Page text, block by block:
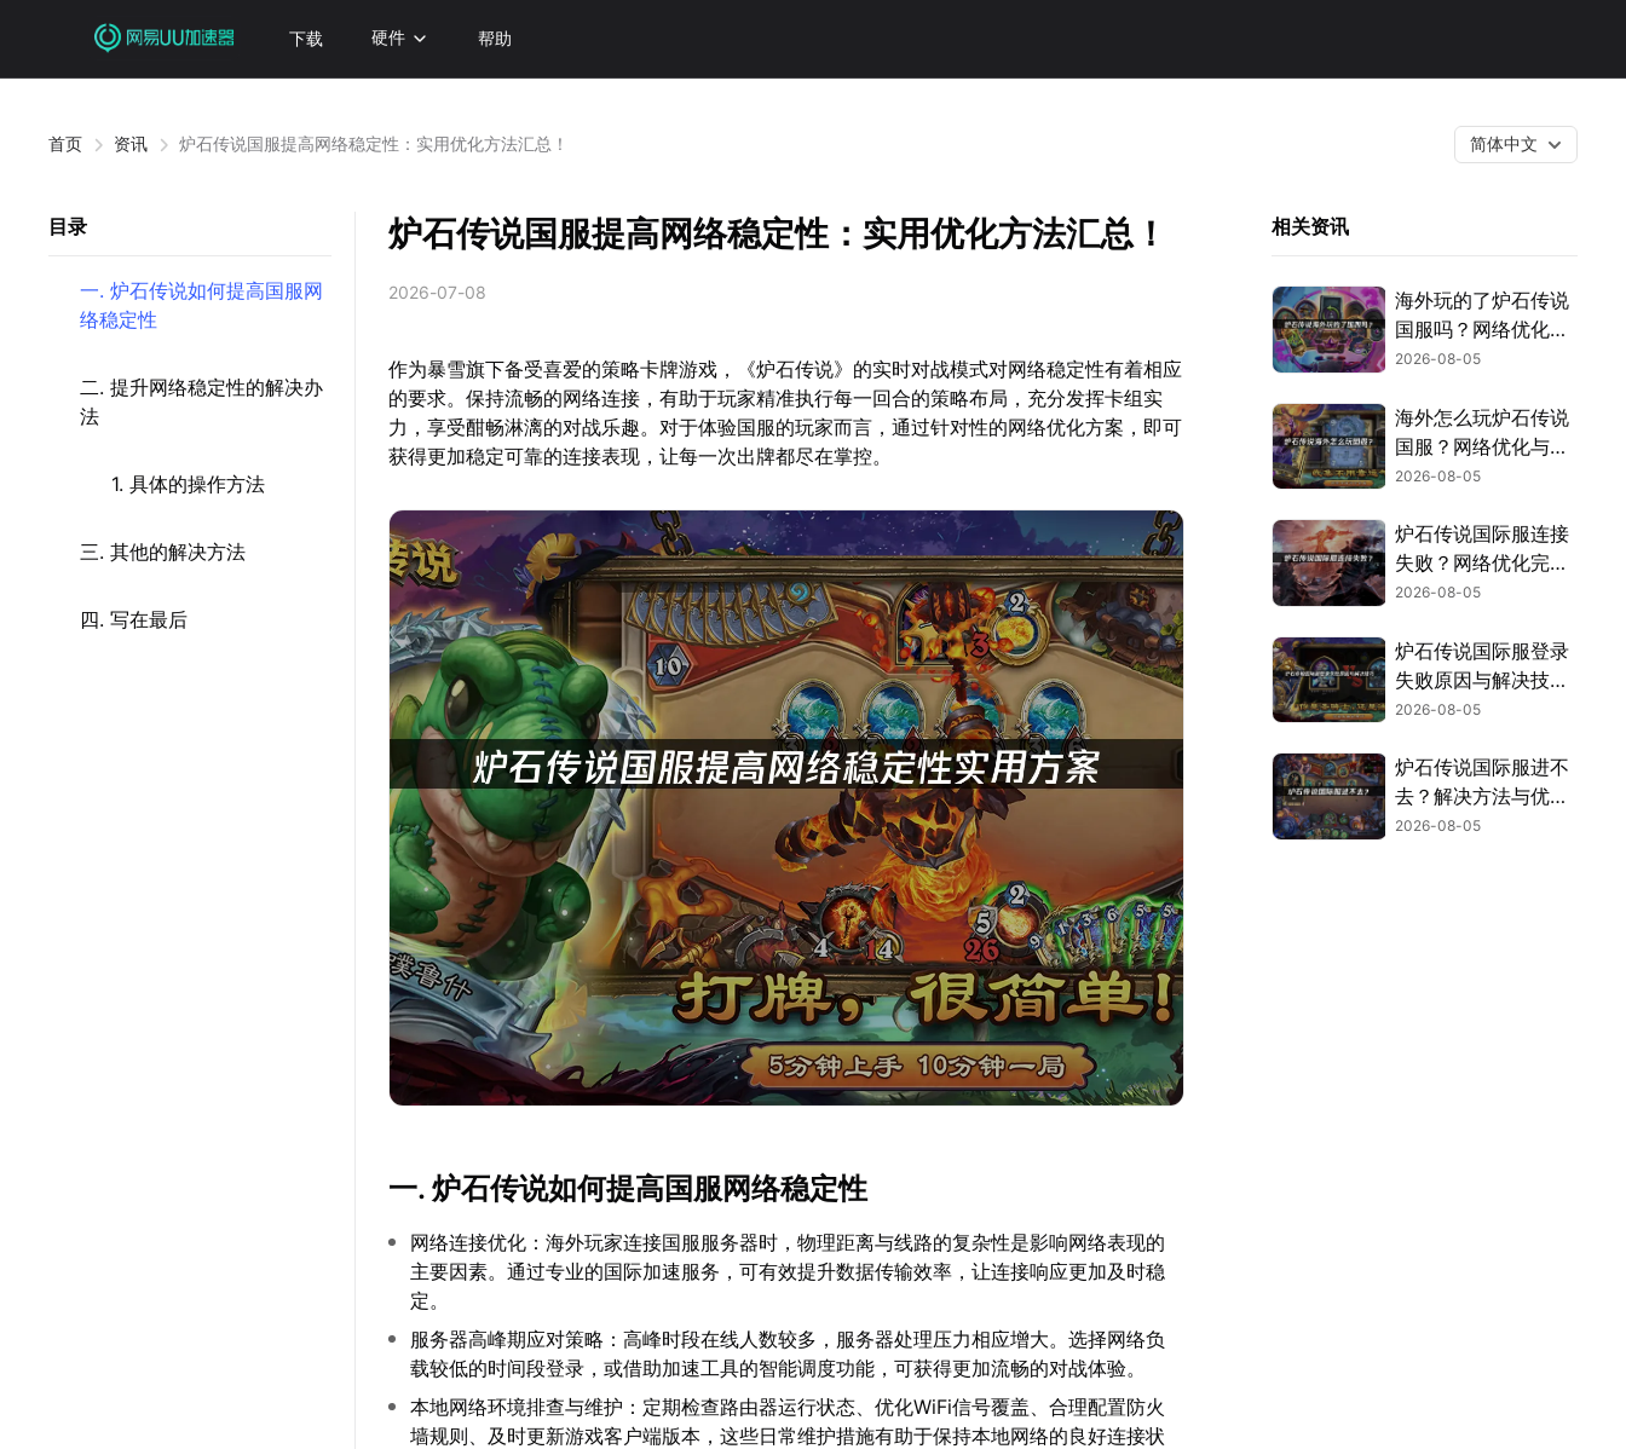
下载 硬件 帮助
首页 资讯 炉石传说国服提高网络稳定性：实用优化方法汇总！ 简体中文
目录
一. 炉石传说如何提高国服网
络稳定性
二. 提升网络稳定性的解决办
法
1. 具体的操作方法
三. 其他的解决方法
四. 写在最后
炉石传说国服提高网络稳定性：实用优化方法汇总！
2026-07-08
作为暴雪旗下备受喜爱的策略卡牌游戏，《炉石传说》的实时对战模式对网络稳定性有着相应
的要求。保持流畅的网络连接，有助于玩家精准执行每一回合的策略布局，充分发挥卡组实
力，享受酣畅淋漓的对战乐趣。对于体验国服的玩家而言，通过针对性的网络优化方案，即可
获得更加稳定可靠的连接表现，让每一次出牌都尽在掌控。
一. 炉石传说如何提高国服网络稳定性
网络连接优化：海外玩家连接国服服务器时，物理距离与线路的复杂性是影响网络表现的
主要因素。通过专业的国际加速服务，可有效提升数据传输效率，让连接响应更加及时稳
定。
服务器高峰期应对策略：高峰时段在线人数较多，服务器处理压力相应增大。选择网络负
载较低的时间段登录，或借助加速工具的智能调度功能，可获得更加流畅的对战体验。
本地网络环境排查与维护：定期检查路由器运行状态、优化WiFi信号覆盖、合理配置防火
墙规则、及时更新游戏客户端版本，这些日常维护措施有助于保持本地网络的良好连接状
相关资讯
海外玩的了炉石传说
国服吗？网络优化解
决方案！
2026-08-05
海外怎么玩炉石传说
国服？网络优化与连
接稳定指南！
2026-08-05
炉石传说国际服连接
失败？网络优化完全
指南！
2026-08-05
炉石传说国际服登录
失败原因与解决技
巧！
2026-08-05
炉石传说国际服进不
去？解决方法与优化
指南！
2026-08-05